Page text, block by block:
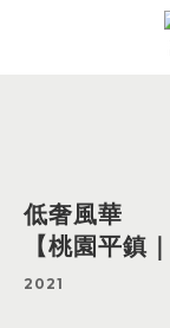
低奢風華
【桃園平鎮
2021